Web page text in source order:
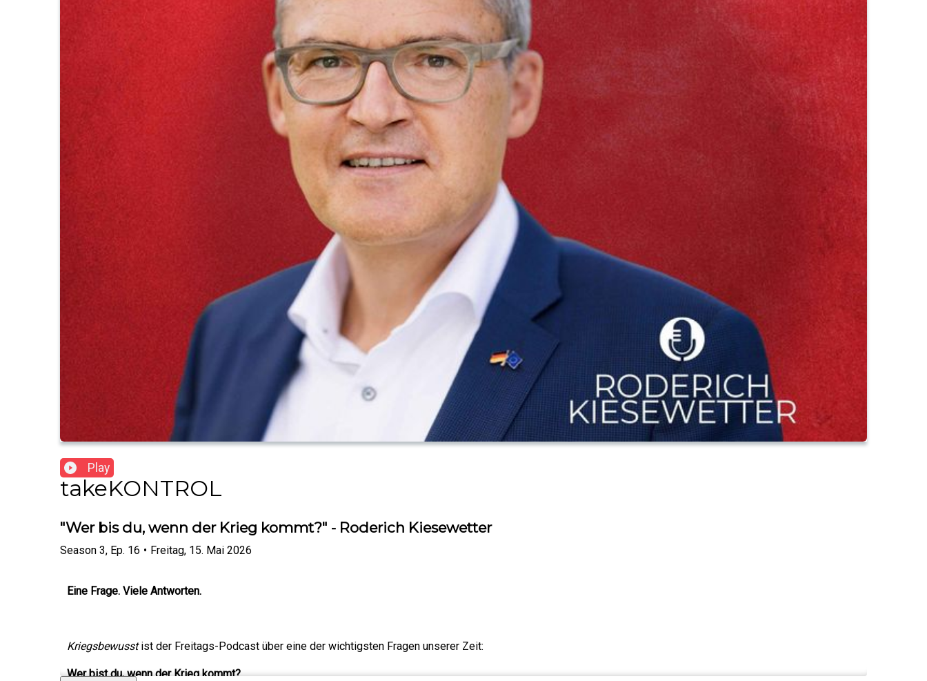
Play
takeKONTROL
"Wer bis du, wenn der Krieg kommt?" - Roderich Kiesewetter
Season 3, Ep. 16 • Freitag, 15. Mai 2026
Eine Frage. Viele Antworten.
Kriegsbewusstist der Freitags-Podcast über eine der wichtigsten Fragen unserer Zeit:
Wer bist du, wenn der Krieg kommt?